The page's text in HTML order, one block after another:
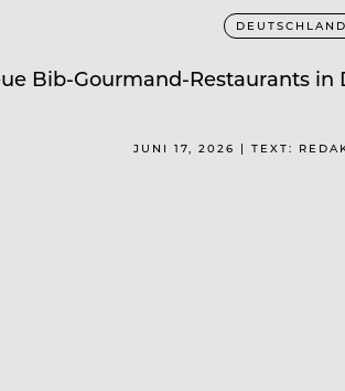
DEUTSCHLAND
Bib-Gourmand-Restaurants
JUNI 17, 2026 | TEXT: